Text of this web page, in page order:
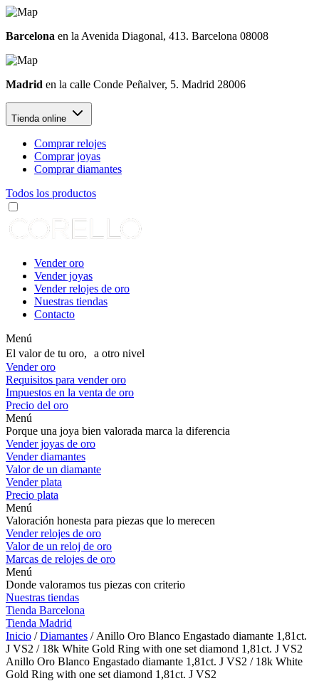
Barcelona en la Avenida Diagonal, 413. Barcelona 08008
Madrid en la calle Conde Peñalver, 5. Madrid 28006
Tienda online
Comprar relojes
Comprar joyas
Comprar diamantes
Todos los productos
Vender oro
Vender joyas
Vender relojes de oro
Nuestras tiendas
Contacto
Menú
El valor de tu oro, a otro nivel
Vender oro
Requisitos para vender oro
Impuestos en la venta de oro
Precio del oro
Menú
Porque una joya bien valorada marca la diferencia
Vender joyas de oro
Vender diamantes
Valor de un diamante
Vender plata
Precio plata
Menú
Valoración honesta para piezas que lo merecen
Vender relojes de oro
Valor de un reloj de oro
Marcas de relojes de oro
Menú
Donde valoramos tus piezas con criterio
Nuestras tiendas
Tienda Barcelona
Tienda Madrid
Inicio /Diamantes / Anillo Oro Blanco Engastado diamante 1,81ct.
J VS2 / 18k White Gold Ring with one set diamond 1,81ct. J VS2
Anillo Oro Blanco Engastado diamante 1,81ct. J VS2 / 18k White
Gold Ring with one set diamond 1,81ct. J VS2